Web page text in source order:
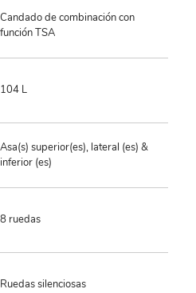
Candado de combinación con
función TSA
104 L
Asa(s) superior(es), lateral (es) &
inferior (es)
8 ruedas
Ruedas silenciosas